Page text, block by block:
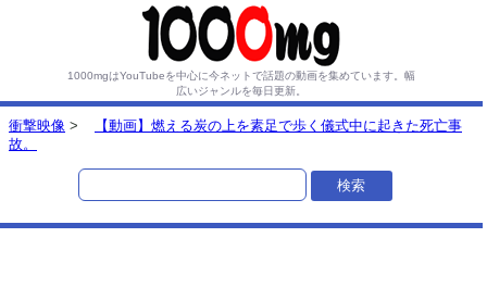
1000mgはYouTubeを中心に今ネットで話題の動画を集めています。 幅
広いジャンルを毎日更新。
衝撃映像 >
【動画】燃える炭の上を素足で歩く儀式中に起きた死亡事
故。